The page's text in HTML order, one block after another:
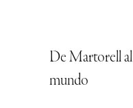
De Martorell al
mundo